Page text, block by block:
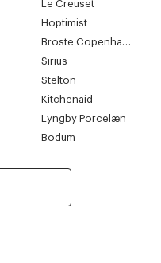
Le Creuset
Hoptimist
Broste Copenhagen
Sirius
Stelton
Kitchenaid
Lyngby Porcelæn
Bodum